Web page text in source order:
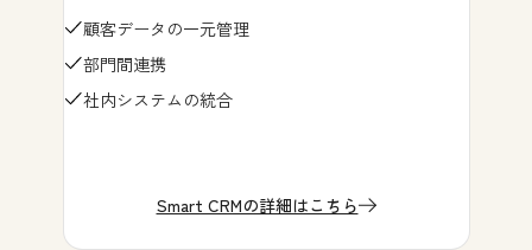
顧客データの一元管理
部門間連携
社内システムの統合
Smart CRMの詳細はこちら